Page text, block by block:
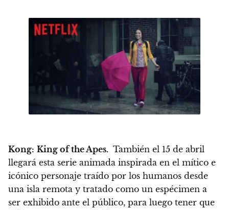
Kong: King of the Apes. También el 15 de abril
llegará esta serie animada inspirada en el mítico e
icónico personaje traído por los humanos desde
una isla remota y tratado como un espécimen a
ser exhibido ante el público, para luego tener que